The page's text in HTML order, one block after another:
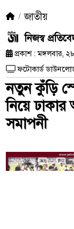
জাতীয়
নিজস্ব
প্রকাশ : মঙ্গলবার,
ফটোকার্ড
নতুন কুঁড়ি
নিয়ে
সমাপনী